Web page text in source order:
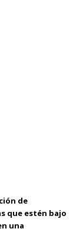
de
que estén bajo
una